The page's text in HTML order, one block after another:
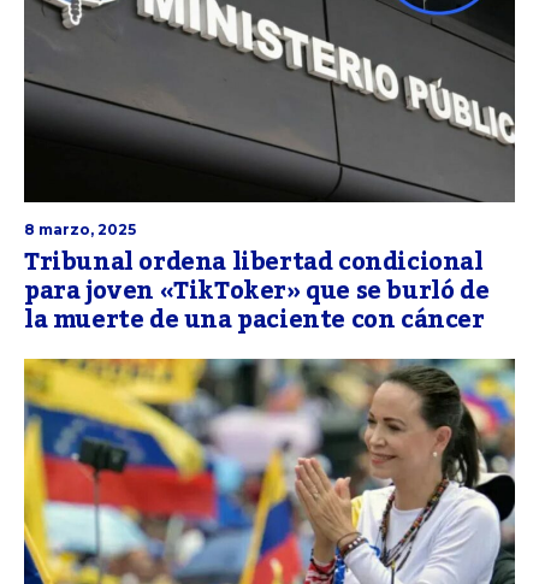
8 marzo, 2025
Tribunal ordena libertad condicional
para joven «TikToker» que se burló de
la muerte de una paciente con cáncer